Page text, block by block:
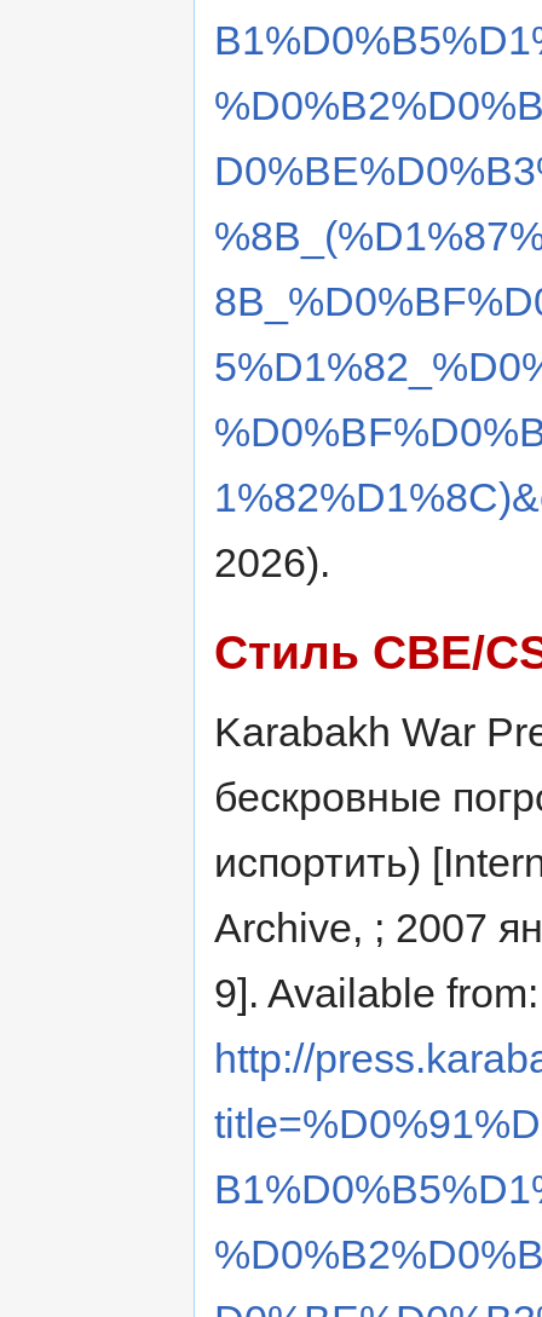
2026).
Стиль CBE/
Karabakh War
бескровные
испортить)
Archive, ; 2007
9]. Available from:
http://